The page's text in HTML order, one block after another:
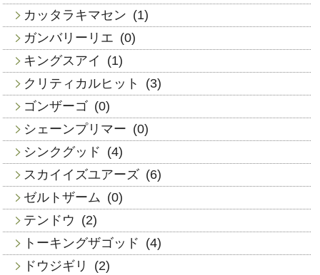
カッタラキマセン (1)
ガンバリーリエ (0)
キングスアイ
(1)
クリティカルヒット
(3)
ゴンザーゴ (0)
シェーンプリマー (0)
シンクグッド (4)
スカイイズユアーズ (6)
ゼルトザーム (0)
テンドウ (2)
トーキングザゴッド (4)
ドウジギリ
(2)